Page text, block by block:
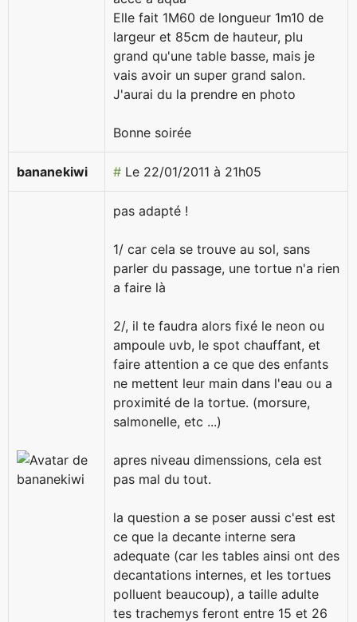
Elle fait 1M60 de longueur 1m10 de
largeur et 85cm de hauteur, plu
grand qu'une table basse, mais je
vais avoir un super grand salon.
J'aurai du la prendre en photo
Bonne soirée
bananekiwi # Le 22/01/2011 à 21h05
pas adapté !
1/ car cela se trouve au sol, sans
parler du passage, une tortue n'a rien
a faire là
2/, il te faudra alors fixé le neon ou
ampoule uvb, le spot chauffant, et
faire attention a ce que des enfants
ne mettent leur main dans l'eau ou a
proximité de la tortue. (morsure,
salmonelle, etc ...)
apres niveau dimenssions, cela est
pas mal du tout.
la question a se poser aussi c'est est
ce que la decante interne sera
adequate (car les tables ainsi ont des
decantations internes, et les tortues
polluent beaucoup), a taille adulte
tes trachemys feront entre 15 et 26